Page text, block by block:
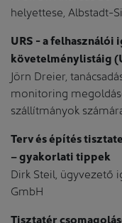
helyettese, Albstadt-
URS - a
követelménylistáig
Jörn Dreier,
monitoring
szállítmányok
Terv és építés
– gyakorlati tippek
Dirk Steil, ügyvezető
GmbH
Tisztatér